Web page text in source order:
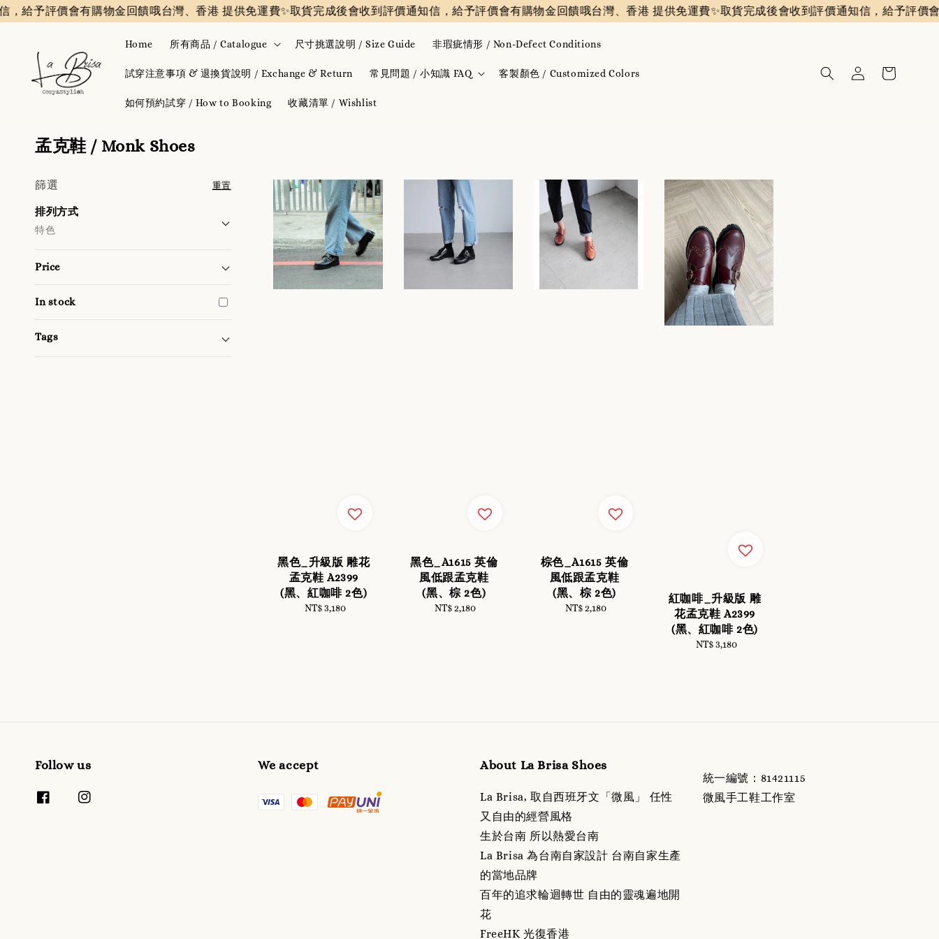
給予評價會有購物金回饋哦台灣、香港 提供免運費✨️取貨完成後會收到評價通知信，給予評價會有購物金回饋哦台灣、香港 提供免運費✨️取貨完成後會收到評價通知信，給予評價會
Home 所有商品 / Catalogue 尺寸挑選說明 / Size Guide 非瑕疵情形 / Non-Defect Conditions
試穿注意事項 & 退換貨說明 / Exchange & Return 常見問題 / 小知識 FAQ 客製顏色 / Customized Colors
如何預約試穿 / How to Booking 收藏清單 / Wishlist
孟克鞋 / Monk Shoes
篩選 重置
排列方式
特色
Price
In stock
Tags
黑色_升級版 雕花
孟克鞋 A2399
(黑、紅咖啡 2色)
Regular
NT$ 3,180
黑色_A1615 英倫
風低跟孟克鞋
(黑、棕 2色)
Regular
NT$ 2,180
棕色_A1615 英倫
風低跟孟克鞋
(黑、棕 2色)
Regular
NT$ 2,180
紅咖啡_升級版 雕
花孟克鞋 A2399
(黑、紅咖啡 2色)
Regular
NT$ 3,180
Follow us We accept About La Brisa Shoes
La Brisa, 取自西班牙文「微風」 任性
又自由的經營風格
生於台南 所以熱愛台南
La Brisa 為台南自家設計 台南自家生產
的當地品牌
百年的追求輪迴轉世 自由的靈魂遍地開
花
FreeHK 光復香港
統一編號：81421115
微風手工鞋工作室